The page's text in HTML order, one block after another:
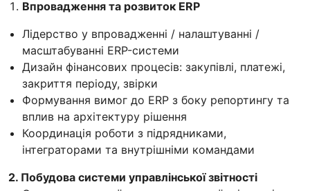
Впровадження та розвиток ERP
Лідерство у впровадженні / налаштуванні /
масштабуванні ERP-системи
Дизайн фінансових процесів: закупівлі, платежі,
закриття періоду, звірки
Формування вимог до ERP з боку репортингу та
вплив на архітектуру рішення
Координація роботи з підрядниками,
інтеграторами та внутрішніми командами
2. Побудова системи управлінської звітності